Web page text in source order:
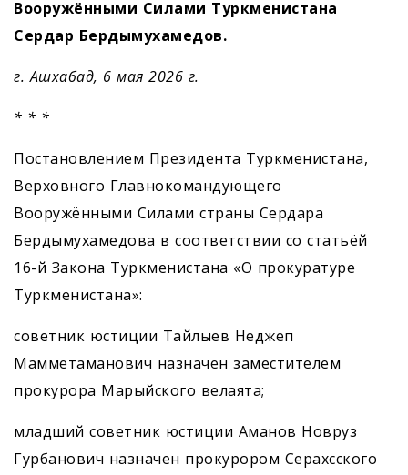
Вооружёнными Силами Туркменистана
Сердар Бердымухамедов.
г. Ашхабад, 6 мая 2026 г.
* * *
Постановлением Президента Туркменистана,
Верховного Главнокомандующего
Вооружёнными Силами страны Сердара
Бердымухамедова в соответствии со статьёй
16-й Закона Туркменистана «О прокуратуре
Туркменистана»:
советник юстиции Тайлыев Неджеп
Мамметаманович назначен заместителем
прокурора Марыйского велаята;
младший советник юстиции Аманов Новруз
Гурбанович назначен прокурором Серахсского